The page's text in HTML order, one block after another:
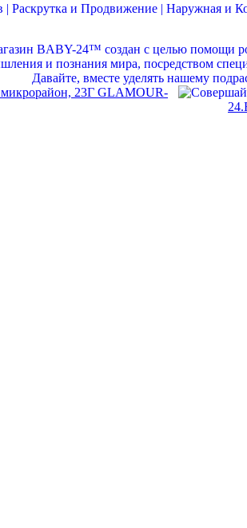
23Г GLAMOUR-